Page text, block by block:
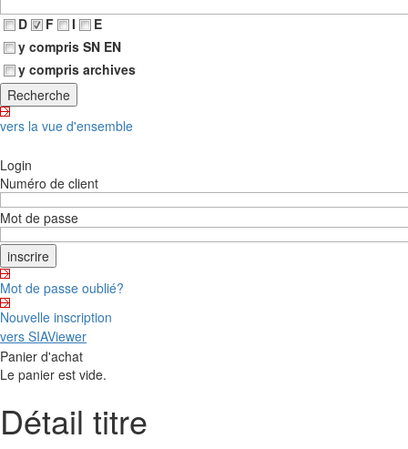
D
F I
E
y compris SN EN
y compris archives
vers la vue d'ensemble
Login
Numéro de client
Mot de passe
Mot de passe oublié?
Nouvelle inscription
vers SIAViewer
Panier d'achat
Le panier est vide.
Détail titre